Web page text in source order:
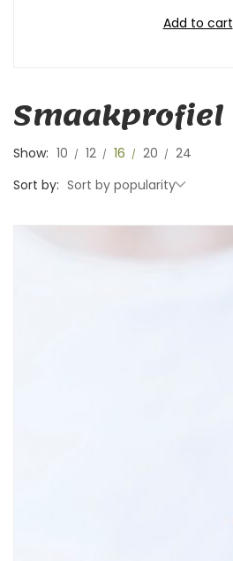
Add to cart
Smaakprofiel
Show: 10 12 16 20
24
Sort by: Sort by popularity